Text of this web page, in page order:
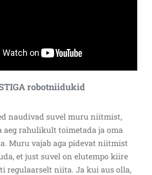
robotniidukid
naudivad suvel muru niitmist,
aeg rahulikult toimetada ja oma
Muru vajab aga pidevat niitmist
et just suvel on elutempo kiire
regulaarselt niita. Ja kui aus olla,